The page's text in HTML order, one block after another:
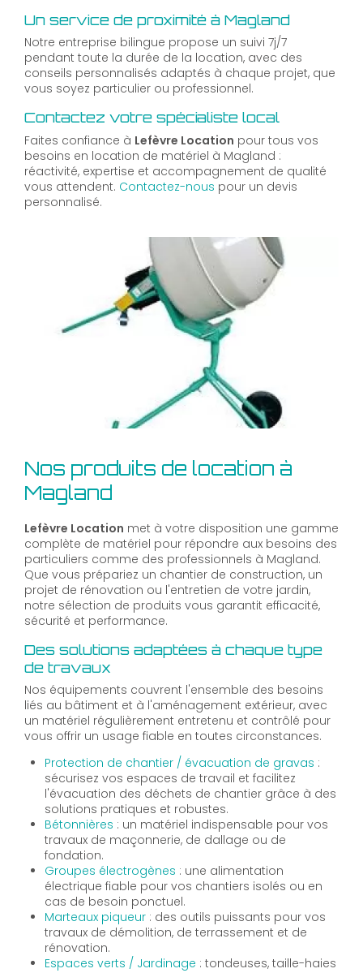
Un service de proximité à Magland
Notre entreprise bilingue propose un suivi 7j/7
pendant toute la durée de la location, avec des
conseils personnalisés adaptés à chaque projet, que
vous soyez particulier ou professionnel.
Contactez votre spécialiste local
Faites confiance à Lefèvre Location pour tous vos
besoins en location de matériel à Magland :
réactivité, expertise et accompagnement de qualité
vous attendent. Contactez-nous pour un devis
personnalisé.
Nos produits de location à
Magland
Lefèvre Location met à votre disposition une gamme
complète de matériel pour répondre aux besoins des
particuliers comme des professionnels à Magland.
Que vous prépariez un chantier de construction, un
projet de rénovation ou l'entretien de votre jardin,
notre sélection de produits vous garantit efficacité,
sécurité et performance.
Des solutions adaptées à chaque type
de travaux
Nos équipements couvrent l'ensemble des besoins
liés au bâtiment et à l'aménagement extérieur, avec
un matériel régulièrement entretenu et contrôlé pour
vous offrir un usage fiable en toutes circonstances.
Protection de chantier / évacuation de gravas :
sécurisez vos espaces de travail et facilitez
l'évacuation des déchets de chantier grâce à des
solutions pratiques et robustes.
Bétonnières : un matériel indispensable pour vos
travaux de maçonnerie, de dallage ou de
fondation.
Groupes électrogènes : une alimentation
électrique fiable pour vos chantiers isolés ou en
cas de besoin ponctuel.
Marteaux piqueur : des outils puissants pour vos
travaux de démolition, de terrassement et de
rénovation.
Espaces verts / Jardinage : tondeuses, taille-haies